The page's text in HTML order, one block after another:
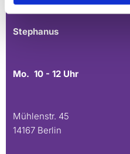
E-Mail
Stephanus
Mo. 10 - 12 Uhr
Mühlenstr. 45
14167 Berlin